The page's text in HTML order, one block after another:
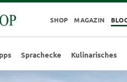
SHOP MAGAZIN
Sprachecke Kulinarisches